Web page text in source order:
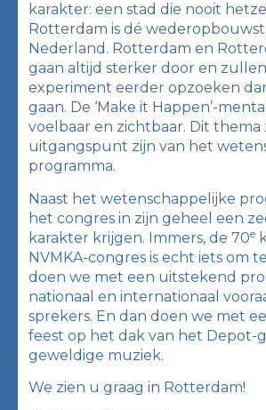
karakter: een stad die nooit
Rotterdam is dé
Nederland. Rotterdam en
gaan altijd sterker door en
experiment eerder opzoeken
gaan. De ‘Make it Happen’-
voelbaar en zichtbaar. Dit thema
uitgangspunt zijn van het
programma.
Naast het wetenschappelijke
het congres in zijn geheel een
karakter krijgen. Immers, de 70e
NVMKA-congres is echt iets om
doen we met een uitstekend
nationaal en internationaal
sprekers. En dan doen we met
feest op het dak van het Depot-
geweldige muziek.
We zien u graag in Rotterdam!